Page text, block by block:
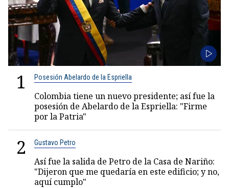
1 Posesión Abelardo de la Espriella
Colombia tiene un nuevo presidente; así fue la
posesión de Abelardo de la Espriella: "Firme
por la Patria"
2 Gustavo Petro
Así fue la salida de Petro de la Casa de Nariño:
"Dijeron que me quedaría en este edificio; y no,
aquí cumplo"